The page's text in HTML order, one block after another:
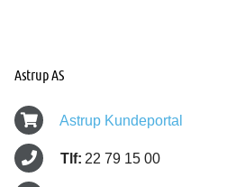
Astrup AS
Astrup Kundeportal
Tlf: 22 79 15 00